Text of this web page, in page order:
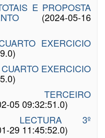
E PROPOSTA
(2024-05-16
EXERCICIO
EXERCICIO
TERCEIRO
05 09:32:51.0)
LECTURA 3º
29 11:45:52.0)